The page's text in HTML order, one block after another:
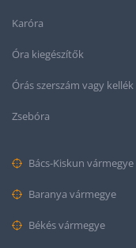
Karóra
Óra kiegészítők
Órás szerszám vagy kellék
Zsebóra
Bács-Kiskun vármegye
Baranya vármegye
Békés vármegye